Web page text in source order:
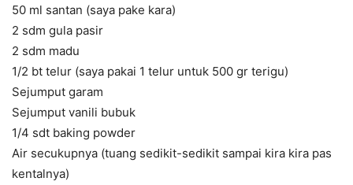
50 ml santan (saya pake kara)
2 sdm gula pasir
2 sdm madu
1/2 bt telur (saya pakai 1 telur untuk 500 gr terigu)
Sejumput garam
Sejumput vanili bubuk
1/4 sdt baking powder
Air secukupnya (tuang sedikit-sedikit sampai kira kira pas
kentalnya)